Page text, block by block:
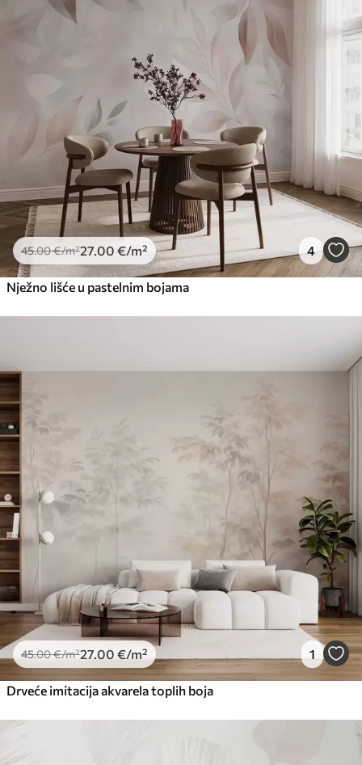
45.00€/m²27 .00 €/m² 4
Nježno lišće u pastelnim bojama
45.00€/m²27 .00 €/m² 1
Drveće imitacija akvarela toplih boja